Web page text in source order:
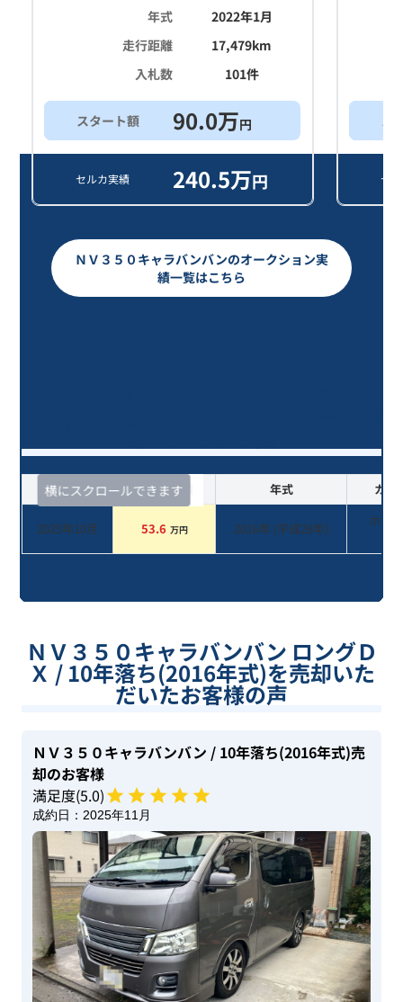
年式
2022年1月
走行距離
17,479km
入札数
101件
スタート額 90.0万円
セルカ実績 240.5万円
ス
セ
ＮＶ３５０キャラバンバンのオークション実
績一覧はこちら
横にスクロールできます
査定時期 セルカ実績 年式 カラ
2025年10月 53.6 万円 2016年 (平成28年)
ホワ
ＮＶ３５０キャラバンバン ロングＤ
Ｘ / 10年落ち(2016年式)を売却いた
だいたお客様の声
ＮＶ３５０キャラバンバン / 10年落ち(2016年式)売
却のお客様
満足度(5.0)
成約日： 2025年11月